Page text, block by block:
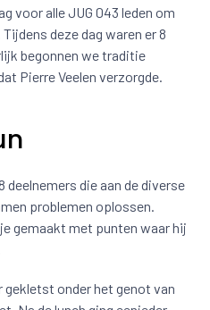
voor alle JUG 043 leden om
Tijdens deze dag waren er 8
begonnen we traditie
Pierre Veelen verzorgde.
deelnemers die aan de diverse
problemen oplossen.
gemaakt met punten waar hij
gekletst onder het genot van